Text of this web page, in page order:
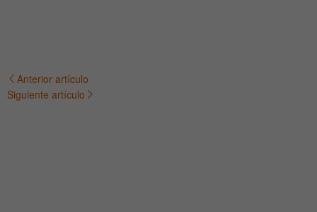
Navegación
Anterior artículo
Siguiente artículo